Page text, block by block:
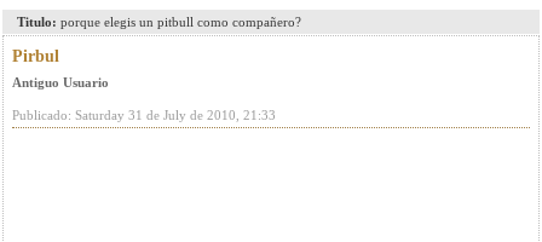
Titulo: porque elegis un pitbull como compañero?
Pirbul
Antiguo Usuario
Publicado: Saturday 31 de July de 2010, 21:33